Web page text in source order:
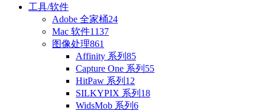
工具/软件
Adobe 全家桶24
Mac 软件1137
图像处理861
Affinity 系列 85
Capture One 系列 55
HitPaw 系列 12
SILKYPIX 系列 18
WidsMob 系列 6